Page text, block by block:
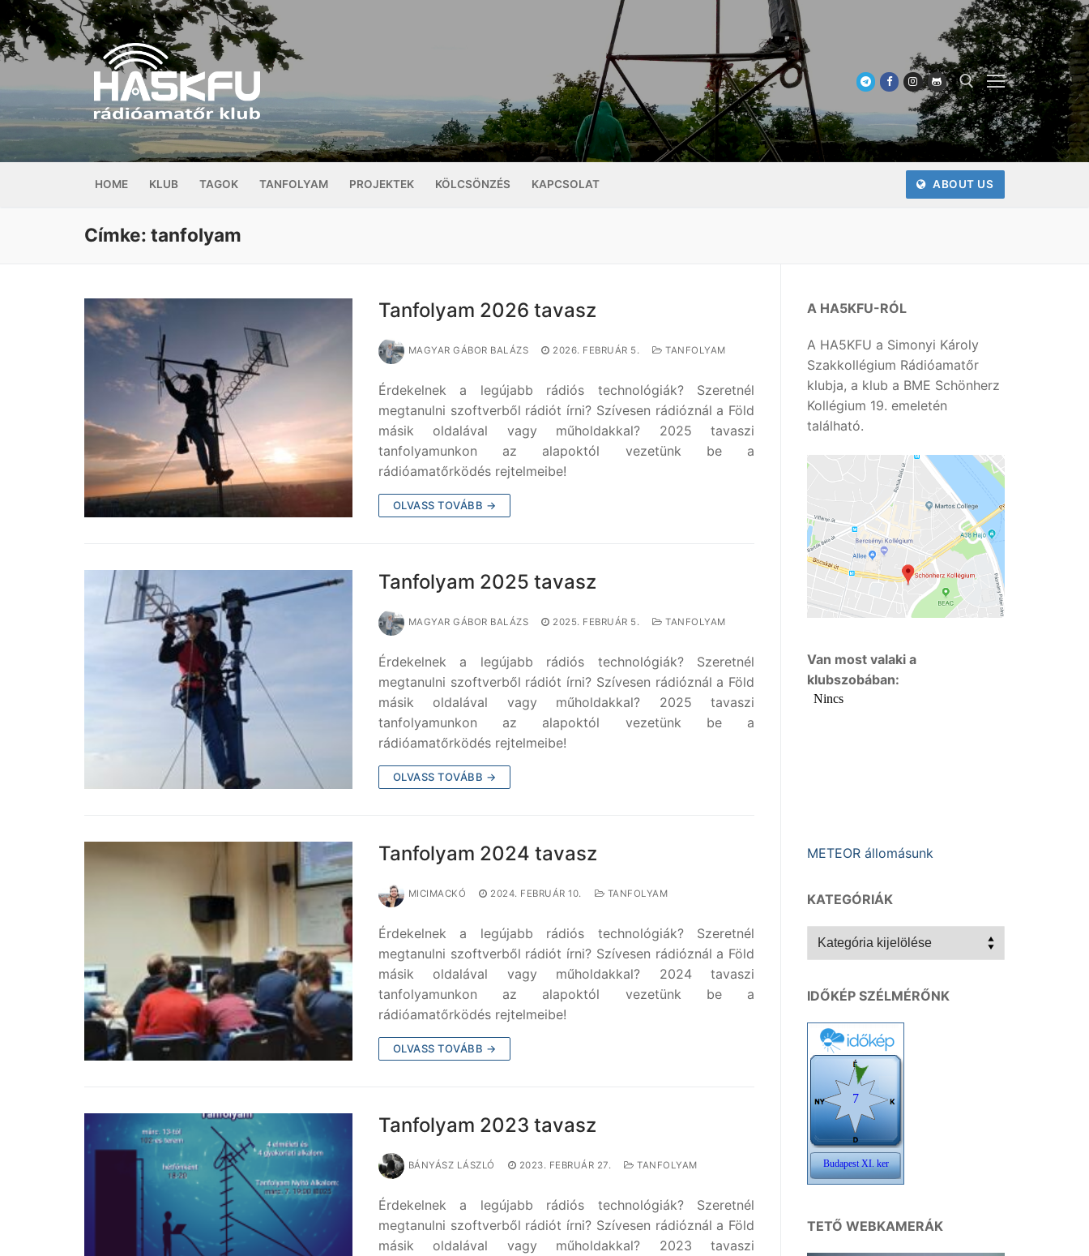
Ugrás
a
tartalomra
Keresése:
HOME KLUB TAGOK TANFOLYAM PROJEKTEK KÖLCSÖNZÉS KAPCSOLAT ABOUT US
Címke: tanfolyam
Tanfolyam 2026 tavasz
MAGYAR GÁBOR BALÁZS 2026. FEBRUÁR 5. TANFOLYAM
Érdekelnek a legújabb rádiós technológiák? Szeretnél
megtanulni szoftverből rádiót írni? Szívesen rádióznál a Föld
másik oldalával vagy műholdakkal? 2025 tavaszi
tanfolyamunkon az alapoktól vezetünk be a
rádióamatőrködés rejtelmeibe!
OLVASS TOVÁBB →
Tanfolyam 2025 tavasz
MAGYAR GÁBOR BALÁZS 2025. FEBRUÁR 5. TANFOLYAM
Érdekelnek a legújabb rádiós technológiák? Szeretnél
megtanulni szoftverből rádiót írni? Szívesen rádióznál a Föld
másik oldalával vagy műholdakkal? 2025 tavaszi
tanfolyamunkon az alapoktól vezetünk be a
rádióamatőrködés rejtelmeibe!
OLVASS TOVÁBB →
Tanfolyam 2024 tavasz
MICIMACKÓ 2024. FEBRUÁR 10. TANFOLYAM
Érdekelnek a legújabb rádiós technológiák? Szeretnél
megtanulni szoftverből rádiót írni? Szívesen rádióznál a Föld
másik oldalával vagy műholdakkal? 2024 tavaszi
tanfolyamunkon az alapoktól vezetünk be a
rádióamatőrködés rejtelmeibe!
OLVASS TOVÁBB →
Tanfolyam 2023 tavasz
BÁNYÁSZ LÁSZLÓ 2023. FEBRUÁR 27. TANFOLYAM
Érdekelnek a legújabb rádiós technológiák? Szeretnél
megtanulni szoftverből rádiót írni? Szívesen rádióznál a Föld
másik oldalával vagy műholdakkal? 2023 tavaszi
A HA5KFU-RÓL
A HA5KFU a Simonyi Károly
Szakkollégium Rádióamatőr
klubja, a klub a BME Schönherz
Kollégium 19. emeletén
található.
Van most valaki a
klubszobában:
METEOR állomásunk
KATEGÓRIÁK
Kategóriák
IDŐKÉP SZÉLMÉRŐNK
TETŐ WEBKAMERÁK